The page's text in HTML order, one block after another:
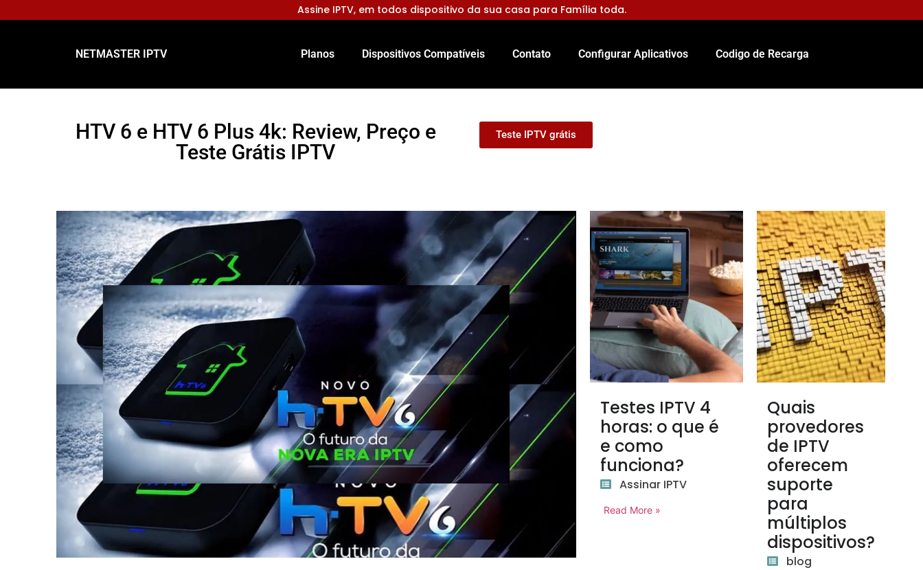
Assine IPTV, em todos dispositivo da sua casa para Família toda.
NETMASTER IPTV Planos Dispositivos Compatíveis Contato Configurar Aplicativos Codigo de Recarga
HTV 6 e HTV 6 Plus 4k: Review, Preço e
Teste Grátis IPTV
Teste IPTV grátis
Testes IPTV 4
horas: o que é
e como
funciona?
Assinar IPTV
Read More »
Quais
provedores
de IPTV
oferecem
suporte
para
múltiplos
dispositivos?
blog